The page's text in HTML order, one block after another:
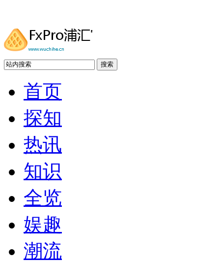
搜索
首页
探知
热讯
知识
全览
娱趣
潮流